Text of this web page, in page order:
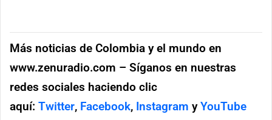
Más noticias de Colombia y el mundo en
www.zenuradio.com – Síganos en nuestras
redes sociales haciendo clic
aquí: Twitter, Facebook, Instagram yYouTube